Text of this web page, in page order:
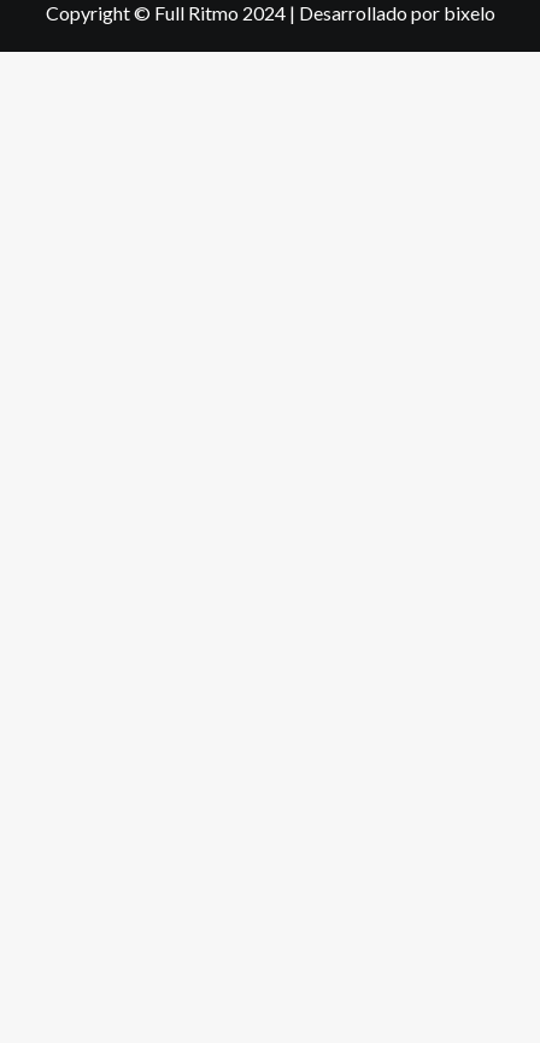
Copyright © Full Ritmo 2024 | Desarrollado por bixelo